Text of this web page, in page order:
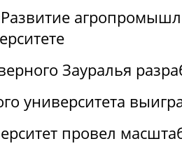
Зауралья
университета
провел